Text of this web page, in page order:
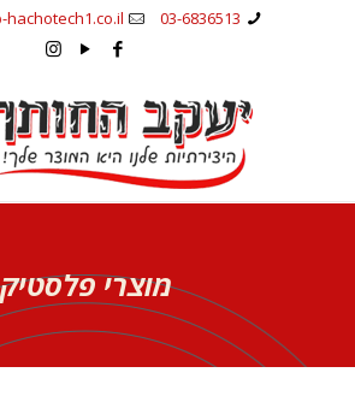
03-6836513
מוצרי פלסטיק